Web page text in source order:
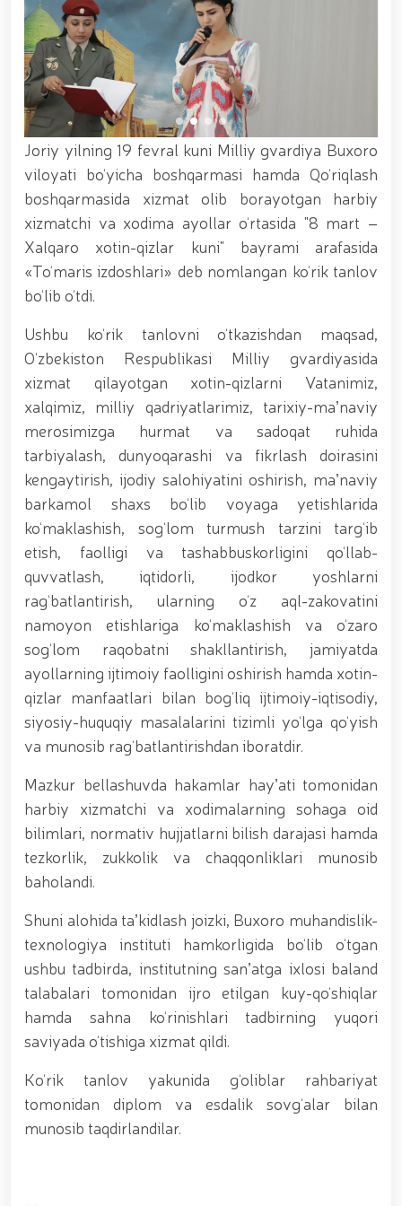
xizmat itlari ko‘rgazmasi tashkil etildi. // “Dog
biatloni” bellashuvining 6-respublika idoralararo
musobaqasi g'oliblari aniqlandi. // O‘zbekistonning
harbiy salohiyatini mustahkamlash: islohotlar va
ustuvor vazifalar.// Milliy gvardiya qo‘mondoni
Jamoat xavfsizligi universiteti bitiruvchi kursantlari
bilan uchrashdi.// 9-may — Xotira va qadrlash kuni
munosabati bilan Milliy gvardiya qoʻmondonligi
tomonidan poytaxtimizda istiqomat qiluvchi Ikkinchi
jahon urushi qatnashchilari va faxriylari holidan xabar
olindi. // “Uyg‘oq xotira” nomli teatrlashtirilgan
musiqiy konsert dasturi namoyish qilindi.// “Uch
avlod uchrashuvi” hamda “Bizning qahramonlar”
kitobining taqdimotiga bag‘ishlangan tadbir tashkil
etildi.// “Men G‘olib Run” yugurish musobaqasida
gvardiyachilar faxrli o'rinlarni egallashdi.//
Hamkorlikdagi profilaktik tadbirlar davom
qaratilgan chora-tadbirlar Milliy gvardiya
qo‘mondoni general-polkovnik B. Tashmatov
rahbarligida Yunusobod tumanida amalga oshirildi //
Buyuk davlat arbobi Sohibqiron Amir Temur
tavalludining 690 yilligi munosabati bilan,
O‘zbekiston Milliy kino san'ati saroyida Milliy
gvardiya tizimidagi yoshlar bilan uchrashuv bo‘lib
o‘tdi. // Bayram kunlarida xavfsizlik toʻliq taʼminlandi
// Navroʻz shukuhi: otliq paradlar tashkil etildi //
“Navroʻzni ulugʻlash – insonni ulugʻlashdir!” shiori
ostida bayram sayli // Askarlar kasb-hunar
sertifikatlariga ega boʻldi // Qahramonlar xotirasi
yod etildi // Strandja turnirida Milliy gvardiya harbiy
xizmatchisi Navbahor Hamidova oltin medalni qoʻlga
kiritdi. // Iroda Ismoilova «Sodiq xizmatlari uchun»
medali bilan taqdirlandi. // O‘zbekiston Qurolli
Kuchlarida kibersport, dron va robot texnologiyalari
yo‘nalishlari rivojlantiriladi // Andijon viloyatida
Respublika ishchi guruhining yoshlar bilan uchrashuvi
tadbirlari doirasida muddatdi harbiy xizmatchilarga
sertifikatlar topshirildi. // Milliy gvardiya
qo‘mondoni, general-polkovnik B.Tashmatov
poytaxtimizdagi manzilli ishlari davomida yoshlar
bilan uchrashib, ular bilan ochiq muloqot o‘tkazdi. //
shaxslar yashash manzillarida tezkor tadbirlar
o‘tkazildi. // “8-mart – Xalqaro xotin qizlar kuni”
munosabati bilan Milliy gvardiya tizimida faoliyat
yuritib kyelayotgan ayollar uchun tantanali bayram
tadbiri tashkil etildi // Moliyaviy shaffoflik va
korrupsiyadan xoli muhitni ta’minlash bo‘yicha o‘quv
yig‘ini o‘tkazildi // Ajdodlar merosi – milliy gʻurur va
B.Tashmatov Toshkent “Temurbeklar maktabi”
harbiy akademik litseyi faoliyati bilan yaqindan
tanishdi. //Milliy gvardiya qo‘mondoni, general-
polkovnik B.Tashmatov Sirdaryo va Jizzax viloyatida
o'rganish ishlarini olib bordi // “Harbiy taʼlim tizimida
ilm-fan va pedagogik texnologiyalarni rivojlantirish
istiqbollari” mavzusida respublika harbiy ilmiy-
amaliy konferensiyasi tashkil etildi. //Milliy gvardiya
qo‘mondoni general-polkovnik B.Tashmatov ilk
manzilli ishlarini Yunusobod tumanida amalga
oshirdi. // Samarqand va Buxoro viloyatalarida
xavfsiz muhitni yaratish va jamoat xavfsizligini
ishonchli taʼminlash boʻyicha manzilli ishlar amalga
Joriy yilning 19 fevral kuni Milliy gvardiya Buxoro
viloyati bo‘yicha boshqarmasi hamda Qo‘riqlash
boshqarmasida xizmat olib borayotgan harbiy
xizmatchi va xodima ayollar o‘rtasida "8 mart –
Xalqaro xotin-qizlar kuni" bayrami arafasida
«To‘maris izdoshlari» deb nomlangan ko‘rik tanlov
bo‘lib o‘tdi.
Ushbu ko‘rik tanlovni o‘tkazishdan maqsad,
O‘zbekiston Respublikasi Milliy gvardiyasida
xizmat qilayotgan xotin-qizlarni Vatanimiz,
xalqimiz, milliy qadriyatlarimiz, tarixiy-maʼnaviy
merosimizga hurmat va sadoqat ruhida
tarbiyalash, dunyoqarashi va fikrlash doirasini
kengaytirish, ijodiy salohiyatini oshirish, maʼnaviy
barkamol shaxs bo‘lib voyaga yetishlarida
ko‘maklashish, sog‘lom turmush tarzini targ‘ib
etish, faolligi va tashabbuskorligini qo‘llab-
quvvatlash, iqtidorli, ijodkor yoshlarni
rag‘batlantirish, ularning o‘z aql-zakovatini
namoyon etishlariga ko‘maklashish va o‘zaro
sog‘lom raqobatni shakllantirish, jamiyatda
ayollarning ijtimoiy faolligini oshirish hamda xotin-
qizlar manfaatlari bilan bog‘liq ijtimoiy-iqtisodiy,
siyosiy-huquqiy masalalarini tizimli yo‘lga qo‘yish
va munosib rag‘batlantirishdan iboratdir.
Mazkur bellashuvda hakamlar hayʼati tomonidan
harbiy xizmatchi va xodimalarning sohaga oid
bilimlari, normativ hujjatlarni bilish darajasi hamda
tezkorlik, zukkolik va chaqqonliklari munosib
baholandi.
Shuni alohida taʼkidlash joizki, Buxoro muhandislik-
texnologiya instituti hamkorligida bo‘lib o‘tgan
ushbu tadbirda, institutning sanʼatga ixlosi baland
talabalari tomonidan ijro etilgan kuy-qo‘shiqlar
hamda sahna ko‘rinishlari tadbirning yuqori
saviyada o‘tishiga xizmat qildi.
Ko‘rik tanlov yakunida g‘oliblar rahbariyat
tomonidan diplom va esdalik sovg‘alar bilan
munosib taqdirlandilar.